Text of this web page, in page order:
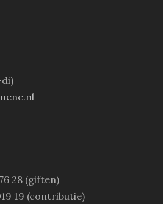
di)
28 (giften)
19 (contributie)